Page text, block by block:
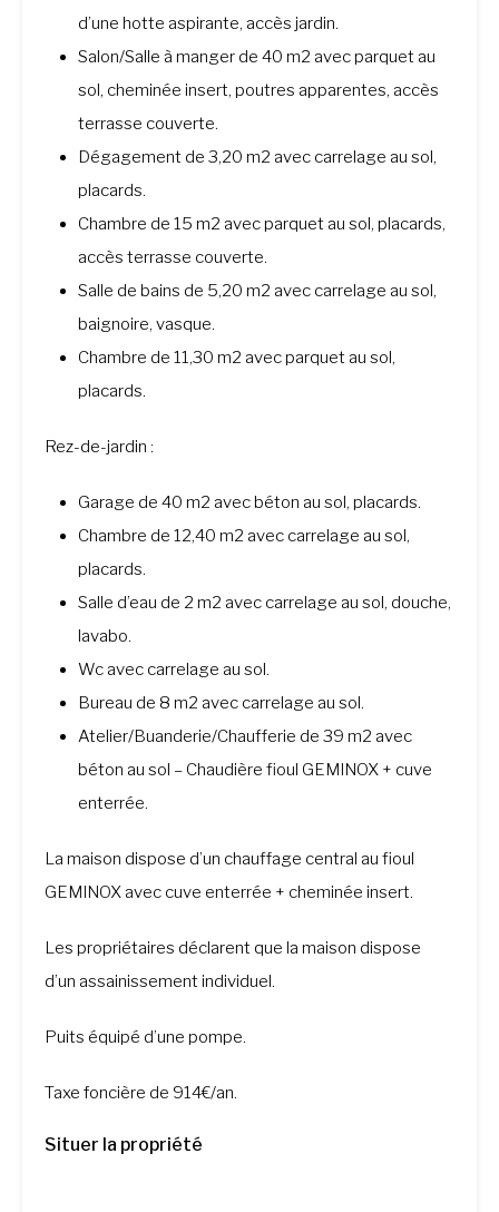
d’une hotte aspirante, accès jardin.
Salon/Salle à manger de 40 m2 avec parquet au
sol, cheminée insert, poutres apparentes, accès
terrasse couverte.
Dégagement de 3,20 m2 avec carrelage au sol,
placards.
Chambre de 15 m2 avec parquet au sol, placards,
accès terrasse couverte.
Salle de bains de 5,20 m2 avec carrelage au sol,
baignoire, vasque.
Chambre de 11,30 m2 avec parquet au sol,
placards.
Rez-de-jardin :
Garage de 40 m2 avec béton au sol, placards.
Chambre de 12,40 m2 avec carrelage au sol,
placards.
Salle d’eau de 2 m2 avec carrelage au sol, douche,
lavabo.
Wc avec carrelage au sol.
Bureau de 8 m2 avec carrelage au sol.
Atelier/Buanderie/Chaufferie de 39 m2 avec
béton au sol – Chaudière fioul GEMINOX + cuve
enterrée.
La maison dispose d’un chauffage central au fioul
GEMINOX avec cuve enterrée + cheminée insert.
Les propriétaires déclarent que la maison dispose
d’un assainissement individuel.
Puits équipé d’une pompe.
Taxe foncière de 914€/an.
Situer la propriété